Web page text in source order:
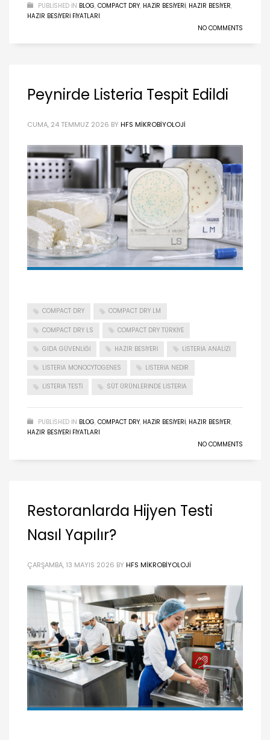
PUBLISHED IN BLOG, COMPACT DRY, HAZIR BESIYERI, HAZIR BESIYER,
HAZIR BESIYERI FIYATLARI
NO COMMENTS
Peynirde Listeria Tespit Edildi
CUMA, 24 TEMMUZ 2026 BY HFS MIKROBIYOLOJI
COMPACT DRY COMPACT DRY LM
COMPACT DRY LS COMPACT DRY TÜRKIYE
GIDA GÜVENLIĞI HAZIR BESIYERI LISTERIA ANALIZI
LISTERIA MONOCYTOGENES LISTERIA NEDIR
LISTERIA TESTI SÜT ÜRÜNLERINDE LISTERIA
PUBLISHED IN BLOG, COMPACT DRY, HAZIR BESIYERI, HAZIR BESIYER,
HAZIR BESIYERI FIYATLARI
NO COMMENTS
Restoranlarda Hijyen Testi
Nasıl Yapılır?
ÇARŞAMBA, 13 MAYIS 2026 BY HFS MIKROBIYOLOJI